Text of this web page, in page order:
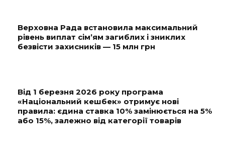
Верховна Рада встановила максимальний
рівень виплат сім’ям загиблих і зниклих
безвісти захисників — 15 млн грн
Від 1 березня 2026 року програма
«Національний кешбек» отримує нові
правила: єдина ставка 10% замінюється на 5%
або 15%, залежно від категорії товарів